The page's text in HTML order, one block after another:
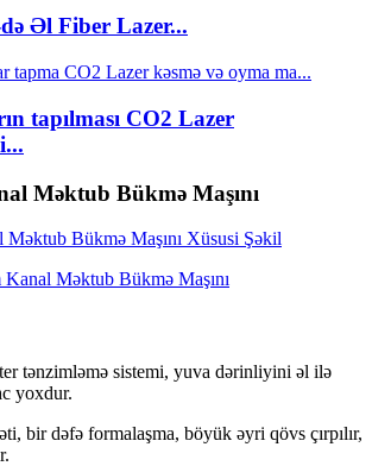
Əl Fiber Lazer...
tapılması CO2 Lazer
Məktub Bükmə Maşını
tənzimləmə sistemi, yuva dərinliyini əl ilə
yoxdur.
bir dəfə formalaşma, böyük əyri qövs çırpılır,